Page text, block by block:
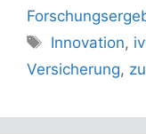
Schlagwörter
Innovation,
Versicherung,